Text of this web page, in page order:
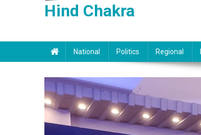
Hind Chakra
National Politics Regional